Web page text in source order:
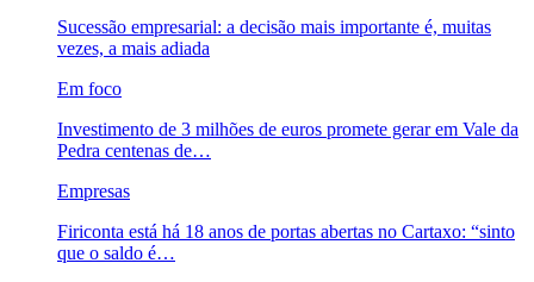
Sucessão empresarial: a decisão mais importante é, muitas
vezes, a mais adiada
Em foco
Investimento de 3 milhões de euros promete gerar em Vale da
Pedra centenas de…
Empresas
Firiconta está há 18 anos de portas abertas no Cartaxo: “sinto
que o saldo é…